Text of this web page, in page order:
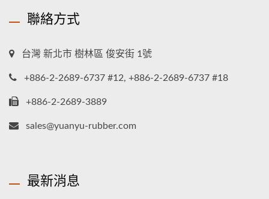
聯絡方式
台灣 新北市 樹林區 俊安街 1號
+886-2-2689-6737 #12, +886-2-2689-6737 #18
+886-2-2689-3889
sales@yuanyu-rubber.com
最新消息